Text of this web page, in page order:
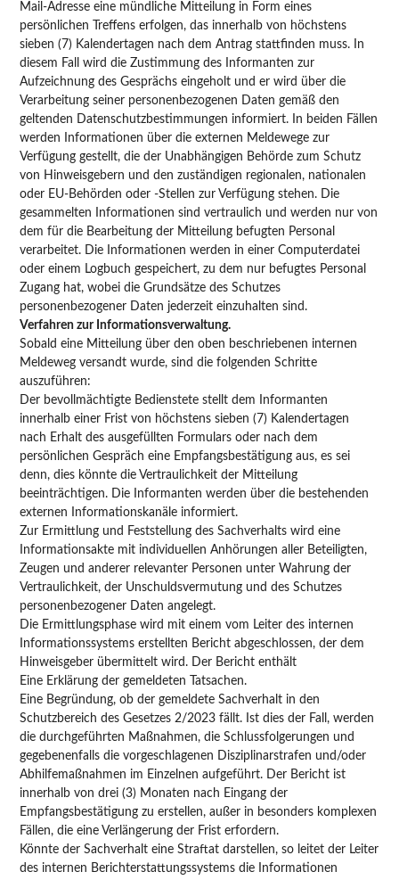
Mail-Adresse eine mündliche Mitteilung in Form eines
persönlichen Treffens erfolgen, das innerhalb von höchstens
sieben (7) Kalendertagen nach dem Antrag stattfinden muss. In
diesem Fall wird die Zustimmung des Informanten zur
Aufzeichnung des Gesprächs eingeholt und er wird über die
Verarbeitung seiner personenbezogenen Daten gemäß den
geltenden Datenschutzbestimmungen informiert. In beiden Fällen
werden Informationen über die externen Meldewege zur
Verfügung gestellt, die der Unabhängigen Behörde zum Schutz
von Hinweisgebern und den zuständigen regionalen, nationalen
oder EU-Behörden oder -Stellen zur Verfügung stehen. Die
gesammelten Informationen sind vertraulich und werden nur von
dem für die Bearbeitung der Mitteilung befugten Personal
verarbeitet. Die Informationen werden in einer Computerdatei
oder einem Logbuch gespeichert, zu dem nur befugtes Personal
Zugang hat, wobei die Grundsätze des Schutzes
personenbezogener Daten jederzeit einzuhalten sind.
Verfahren zur Informationsverwaltung.
Sobald eine Mitteilung über den oben beschriebenen internen
Meldeweg versandt wurde, sind die folgenden Schritte
auszuführen:
Der bevollmächtigte Bedienstete stellt dem Informanten
innerhalb einer Frist von höchstens sieben (7) Kalendertagen
nach Erhalt des ausgefüllten Formulars oder nach dem
persönlichen Gespräch eine Empfangsbestätigung aus, es sei
denn, dies könnte die Vertraulichkeit der Mitteilung
beeinträchtigen. Die Informanten werden über die bestehenden
externen Informationskanäle informiert.
Zur Ermittlung und Feststellung des Sachverhalts wird eine
Informationsakte mit individuellen Anhörungen aller Beteiligten,
Zeugen und anderer relevanter Personen unter Wahrung der
Vertraulichkeit, der Unschuldsvermutung und des Schutzes
personenbezogener Daten angelegt.
Die Ermittlungsphase wird mit einem vom Leiter des internen
Informationssystems erstellten Bericht abgeschlossen, der dem
Hinweisgeber übermittelt wird. Der Bericht enthält
Eine Erklärung der gemeldeten Tatsachen.
Eine Begründung, ob der gemeldete Sachverhalt in den
Schutzbereich des Gesetzes 2/2023 fällt. Ist dies der Fall, werden
die durchgeführten Maßnahmen, die Schlussfolgerungen und
gegebenenfalls die vorgeschlagenen Disziplinarstrafen und/oder
Abhilfemaßnahmen im Einzelnen aufgeführt. Der Bericht ist
innerhalb von drei (3) Monaten nach Eingang der
Empfangsbestätigung zu erstellen, außer in besonders komplexen
Fällen, die eine Verlängerung der Frist erfordern.
Könnte der Sachverhalt eine Straftat darstellen, so leitet der Leiter
des internen Berichterstattungssystems die Informationen